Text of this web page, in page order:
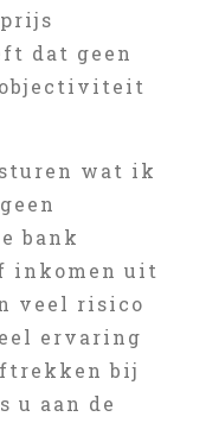
dat geen
wat ik
bank
inkomen uit
veel risico
ervaring
bij
u aan de